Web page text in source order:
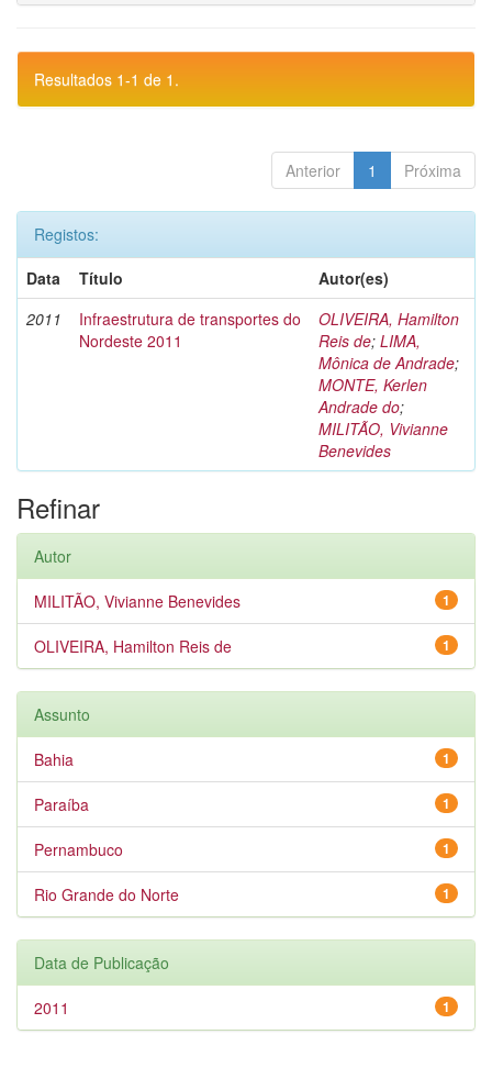
Resultados 1-1 de 1.
Anterior 1 Próxima
Registos:
Data
Título
Autor(es)
2011
Infraestrutura de transportes do
Nordeste 2011
OLIVEIRA, Hamilton
Reis de; LIMA,
Mônica de Andrade;
MONTE, Kerlen
Andrade do;
MILITÃO, Vivianne
Benevides
Refinar
Autor
1
MILITÃO, Vivianne Benevides
1
OLIVEIRA, Hamilton Reis de
Assunto
1
Bahia
1
Paraíba
1
Pernambuco
1
Rio Grande do Norte
Data de Publicação
1
2011